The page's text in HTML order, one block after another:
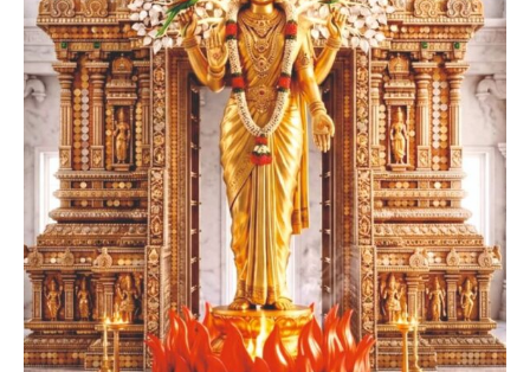
Smt. Shwetha Ganjam
Global Secretary, Bagepalli